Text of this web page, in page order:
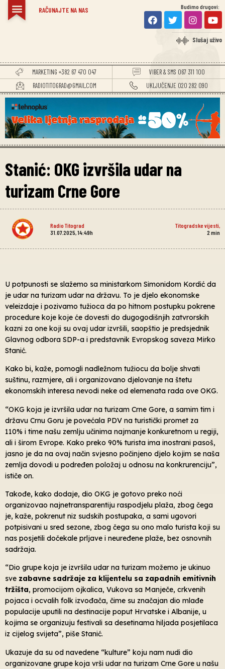
RAČUNAJTE NA NAS Budimo drugovi:
Slušaj uživo
MARKETING +382 67 470 047
VIBER & SMS 067 311 100
RADIOTITOGRAD@GMAIL.COM
UKLJUČENJE 020 282 090
Stanić: OKG izvršila udar na
turizam Crne Gore
Radio Titograd Titogradske vijesti
31.07.2025, 14:49h
2 min
U potpunosti se slažemo sa ministarkom Simonidom Kordić da
je udar na turizam udar na državu. To je djelo ekonomske
veleizdaje i pozivamo tužioca da po hitnom postupku pokrene
procedure koje koje će dovesti do dugogodišnjih zatvrorskih
kazni za one koji su ovaj udar izvršili, saopštio je predsjednik
Glavnog odbora SDP-a i predstavnik Evropskog saveza Mirko
Stanić.
Kako bi, kaže, pomogli nadležnom tužiocu da bolje shvati
suštinu, razmjere, ali i organizovano djelovanje na štetu
ekonomskih interesa nevodi neke od elemenata rada ove OKG.
“OKG koja je izvršila udar na turizam Crne Gore, a samim tim i
državu Crnu Goru je povećala PDV na turistički promet za
110% i time našu zemlju učinima najmanje konkuretnom u regiji,
ali i širom Evrope. Kako preko 90% turista ima inostrani pasoš,
jasno je da na ovaj način svjesno počinjeno djelo kojim se naša
zemlja dovodi u podređen položaj u odnosu na konkrurenciju”,
ističe on.
Takođe, kako dodaje, dio OKG je gotovo preko noći
organizovao najnetransparentiju raspodjelu plaža, zbog čega
je, kaže, pokrenut niz sudskih postupaka, a sami ugovori
potpisivani u sred sezone, zbog čega su ono malo turista koji su
nas posjetili dočekale prljave i neuređene plaže, bez osnovnih
sadržaja.
“Dio grupe koja je izvršila udar na turizam možemo je ukinuo
sve zabavne sadržaje za klijentelu sa zapadnih emitivnih
tržišta, promocijom ojkalica, Vukova sa Manječe, crkvenih
pojaca i ocvalih folk izvođača, čime su značajan dio mlađe
populacije uputili na destinacije poput Hrvatske i Albanije, u
kojima se organizuju festivali sa desetinama hiljada posjetilaca
iz cijelog svijeta”, piše Stanić.
Ukazuje da su od navedene “kulture” koju nam nudi dio
organizovane grupe koja vrši udar na turizam Crne Gore u našu